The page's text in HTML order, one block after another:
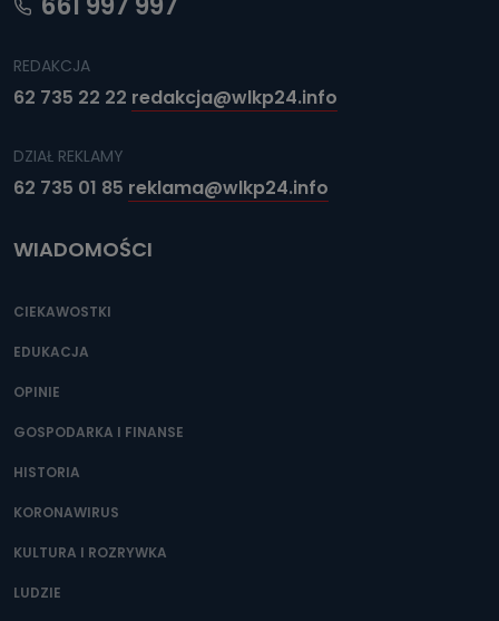
REDAKCJA
62 735 22 22 redakcja@wlkp24.info
DZIAŁ REKLAMY
62 735 01 85 reklama@wlkp24.info
WIADOMOŚCI
CIEKAWOSTKI
EDUKACJA
OPINIE
GOSPODARKA I FINANSE
HISTORIA
KORONAWIRUS
KULTURA I ROZRYWKA
LUDZIE